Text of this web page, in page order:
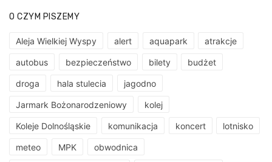
O CZYM PISZEMY
Aleja Wielkiej Wyspy alert aquapark atrakcje
autobus bezpieczeństwo bilety budżet
droga hala stulecia jagodno
Jarmark Bożonarodzeniowy kolej
Koleje Dolnośląskie komunikacja koncert lotnisko
meteo MPK obwodnica